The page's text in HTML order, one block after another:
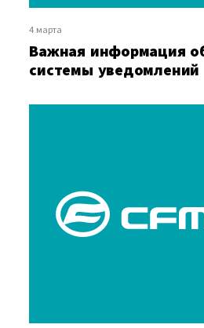
4 марта
Важная информация
системы уведомлений